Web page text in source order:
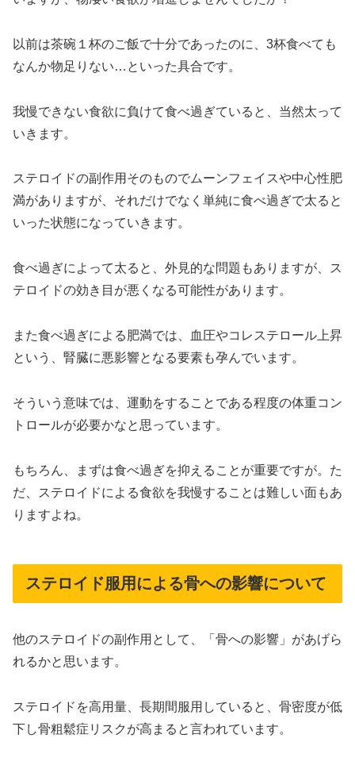
以前は茶碗１杯のご飯で十分であったのに、3杯食べても
なんか物足りない…といった具合です。
我慢できない食欲に負けて食べ過ぎていると、当然太って
いきます。
ステロイドの副作用そのものでムーンフェイスや中心性肥
満がありますが、それだけでなく単純に食べ過ぎで太ると
いった状態になっていきます。
食べ過ぎによって太ると、外見的な問題もありますが、ス
テロイドの効き目が悪くなる可能性があります。
また食べ過ぎによる肥満では、血圧やコレステロール上昇
という、腎臓に悪影響となる要素も孕んでいます。
そういう意味では、運動をすることである程度の体重コン
トロールが必要かなと思っています。
もちろん、まずは食べ過ぎを抑えることが重要ですが。た
だ、ステロイドによる食欲を我慢することは難しい面もあ
りますよね。
ステロイド服用による骨への影響について
他のステロイドの副作用として、「骨への影響」があげら
れるかと思います。
ステロイドを高用量、長期間服用していると、骨密度が低
下し骨粗鬆症リスクが高まると言われています。